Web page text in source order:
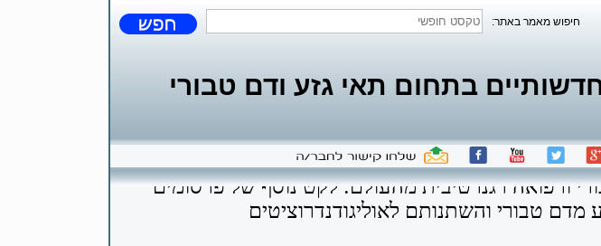
חיפוש מאמר באתר:
בתחום תאי גזע ודם טבורי
ורפואה רגנרטיבית מהעולם: לקט נוסף של פרסומים
טבורי והשתנותם לאוליגודנדרוציטים